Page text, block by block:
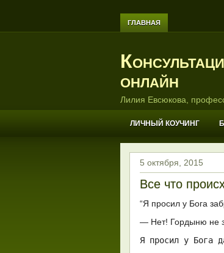
ГЛАВНАЯ
онлайн
Лилия Евсюкова,
ЛИЧНЫЙ КОУЧИНГ
5 октября, 2015
Все что
“Я просил у Бога
— Нет! Гордыню не
Я просил у Бога